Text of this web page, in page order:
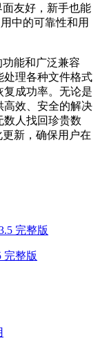
面友好，新手也能
中的可靠性和用
功能和广泛兼容
处理各种文件格式
成功率。无论是
高效、安全的解决
数人找回珍贵数
更新，确保用户在
完整版